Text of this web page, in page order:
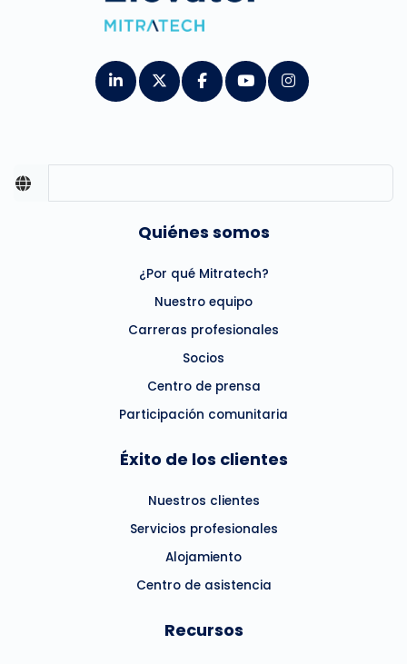
Quiénes somos
¿Por qué Mitratech?
Nuestro equipo
Carreras profesionales
Socios
Centro de prensa
Participación comunitaria
Éxito de los clientes
Nuestros clientes
Servicios profesionales
Alojamiento
Centro de asistencia
Recursos